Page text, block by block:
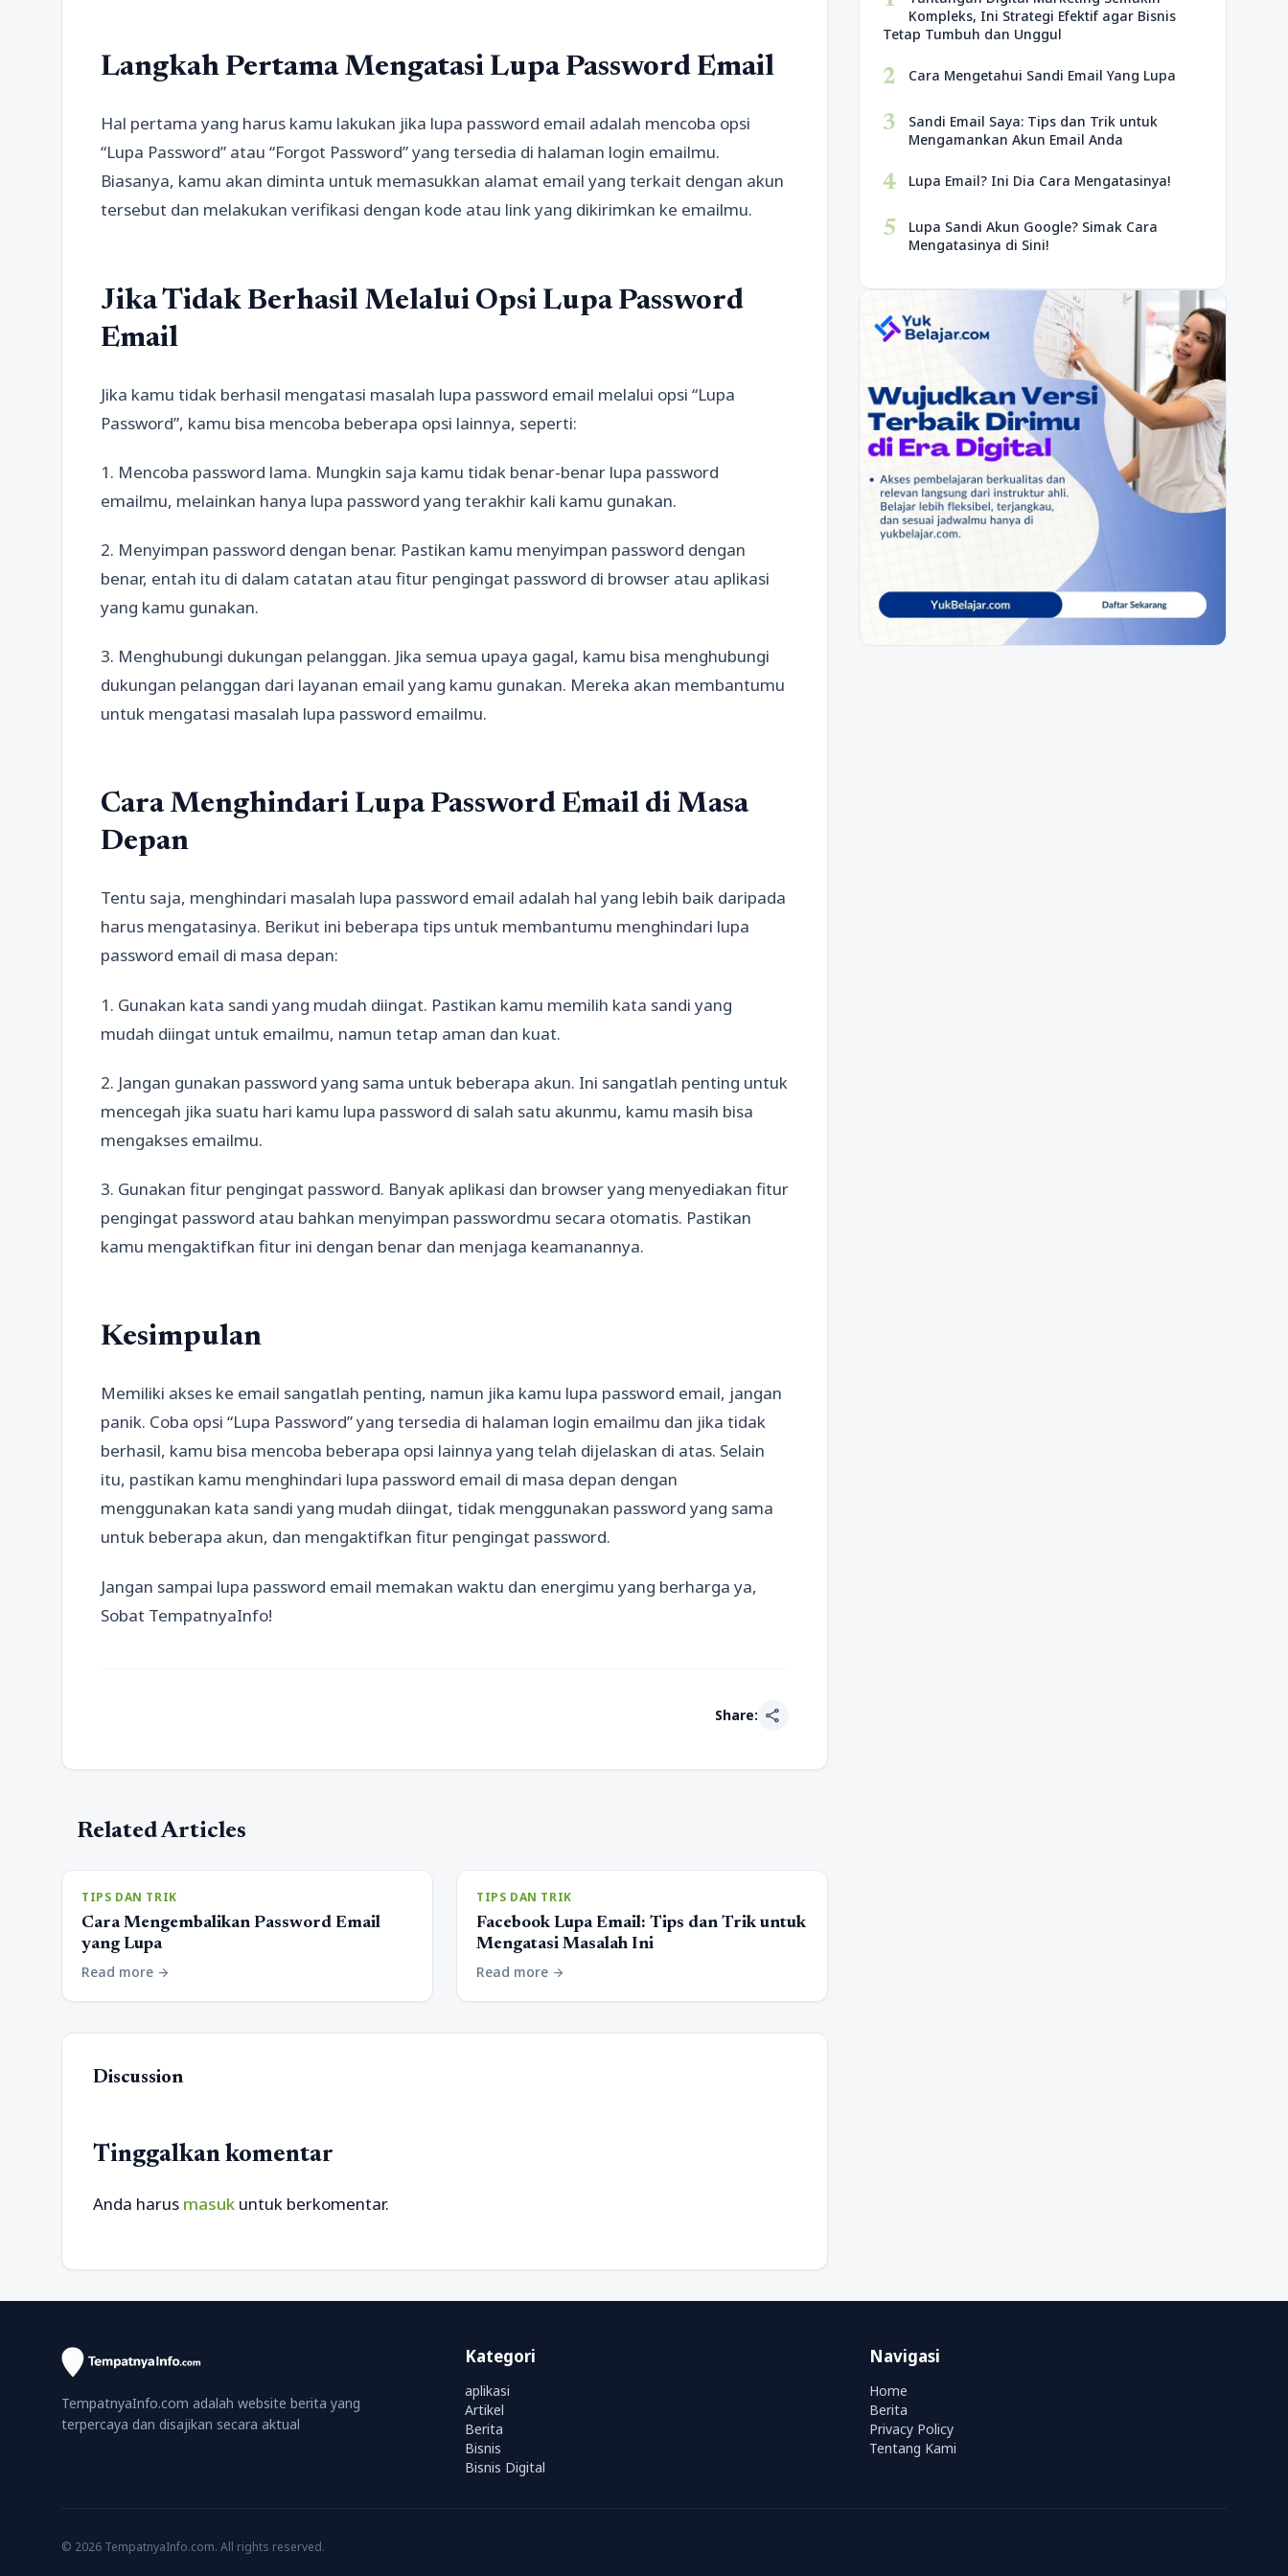
Langkah Pertama Mengatasi Lupa Password Email
Hal pertama yang harus kamu lakukan jika lupa password email adalah mencoba opsi
“Lupa Password” atau “Forgot Password” yang tersedia di halaman login emailmu.
Biasanya, kamu akan diminta untuk memasukkan alamat email yang terkait dengan akun
tersebut dan melakukan verifikasi dengan kode atau link yang dikirimkan ke emailmu.
Jika Tidak Berhasil Melalui Opsi Lupa Password
Email
Jika kamu tidak berhasil mengatasi masalah lupa password email melalui opsi “Lupa
Password”, kamu bisa mencoba beberapa opsi lainnya, seperti:
1. Mencoba password lama. Mungkin saja kamu tidak benar-benar lupa password
emailmu, melainkan hanya lupa password yang terakhir kali kamu gunakan.
2. Menyimpan password dengan benar. Pastikan kamu menyimpan password dengan
benar, entah itu di dalam catatan atau fitur pengingat password di browser atau aplikasi
yang kamu gunakan.
3. Menghubungi dukungan pelanggan. Jika semua upaya gagal, kamu bisa menghubungi
dukungan pelanggan dari layanan email yang kamu gunakan. Mereka akan membantumu
untuk mengatasi masalah lupa password emailmu.
Cara Menghindari Lupa Password Email di Masa
Depan
Tentu saja, menghindari masalah lupa password email adalah hal yang lebih baik daripada
harus mengatasinya. Berikut ini beberapa tips untuk membantumu menghindari lupa
password email di masa depan:
1. Gunakan kata sandi yang mudah diingat. Pastikan kamu memilih kata sandi yang
mudah diingat untuk emailmu, namun tetap aman dan kuat.
2. Jangan gunakan password yang sama untuk beberapa akun. Ini sangatlah penting untuk
mencegah jika suatu hari kamu lupa password di salah satu akunmu, kamu masih bisa
mengakses emailmu.
3. Gunakan fitur pengingat password. Banyak aplikasi dan browser yang menyediakan fitur
pengingat password atau bahkan menyimpan passwordmu secara otomatis. Pastikan
kamu mengaktifkan fitur ini dengan benar dan menjaga keamanannya.
Kesimpulan
Memiliki akses ke email sangatlah penting, namun jika kamu lupa password email, jangan
panik. Coba opsi “Lupa Password” yang tersedia di halaman login emailmu dan jika tidak
berhasil, kamu bisa mencoba beberapa opsi lainnya yang telah dijelaskan di atas. Selain
itu, pastikan kamu menghindari lupa password email di masa depan dengan
menggunakan kata sandi yang mudah diingat, tidak menggunakan password yang sama
untuk beberapa akun, dan mengaktifkan fitur pengingat password.
Jangan sampai lupa password email memakan waktu dan energimu yang berharga ya,
Sobat TempatnyaInfo!
Share: share
Related Articles
TIPS DAN TRIK
Cara Mengembalikan Password Email
yang Lupa
Read more arrow_forward
TIPS DAN TRIK
Facebook Lupa Email: Tips dan Trik untuk
Mengatasi Masalah Ini
Read more arrow_forward
Discussion
Tinggalkan komentar
Anda harus masuk untuk berkomentar.
Kompleks, Ini Strategi Efektif agar Bisnis
Tetap Tumbuh dan Unggul
2 Cara Mengetahui Sandi Email Yang Lupa
3
Sandi Email Saya: Tips dan Trik untuk
Mengamankan Akun Email Anda
4 Lupa Email? Ini Dia Cara Mengatasinya!
5
Lupa Sandi Akun Google? Simak Cara
Mengatasinya di Sini!
TempatnyaInfo.com adalah website berita yang
terpercaya dan disajikan secara aktual
Kategori
aplikasi
Artikel
Berita
Bisnis
Bisnis Digital
Navigasi
Home
Berita
Privacy Policy
Tentang Kami
© 2026 TempatnyaInfo.com. All rights reserved.